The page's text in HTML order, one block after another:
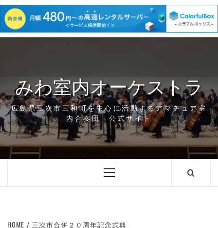
みわ室内オーケストラ
広島県三次市三和町を中心に活動するアマチュア室
内合奏団 公式サイト
Primary
HOME 三次市合併２０周年記念式典